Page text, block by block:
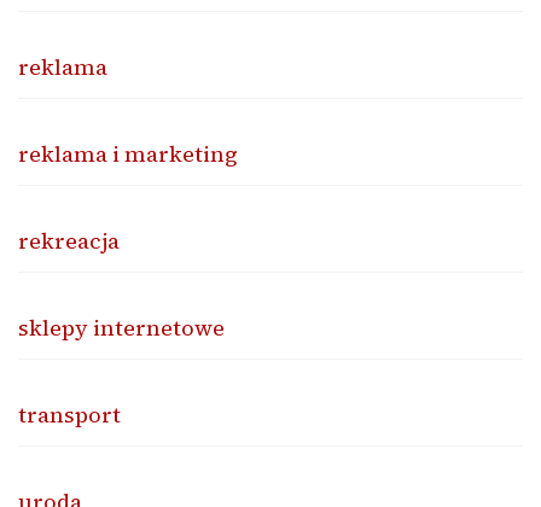
reklama
reklama i marketing
rekreacja
sklepy internetowe
transport